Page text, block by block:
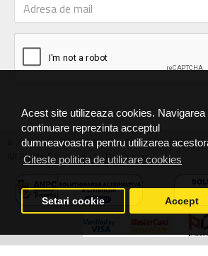
Acest site utilizeaza cookies. Navigarea
continuare reprezinta acceptul
dumneavoastra pentru utilizarea
Citeste politica de utilizare cookies
Setari cookie Accept
© 2026 MIRALEX PARTS SRL, CIF: RO30468586,
All Rights Reserved - by DevPro.ro